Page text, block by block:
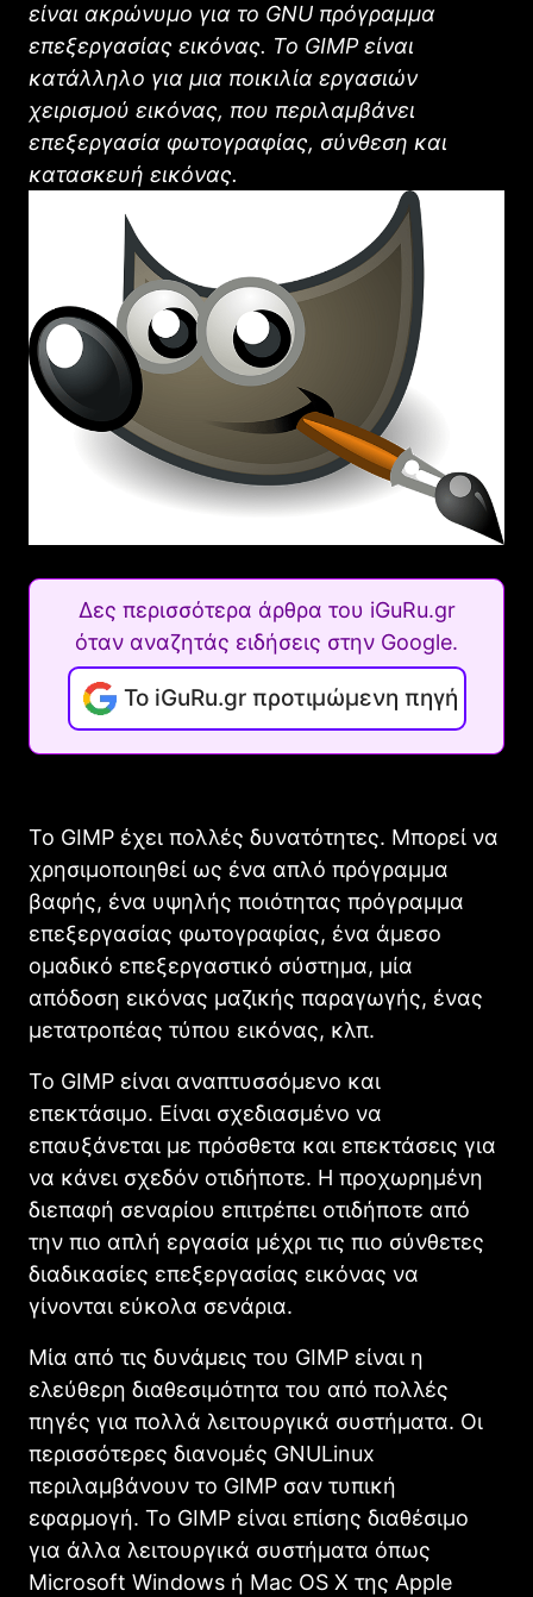
είναι ακρώνυμο για το GNU πρόγραμμα
επεξεργασίας εικόνας. Το GIMPείναι
κατάλληλο για μια ποικιλία εργασιών
χειρισμού εικόνας, που περιλαμβάνει
επεξεργασία φωτογραφίας, σύνθεση και
κατασκευή εικόνας.
Δες περισσότερα άρθρα του iGuRu.gr
όταν αναζητάς ειδήσεις στην Google.
Το iGuRu.gr προτιμώμενη πηγή
Το GIMP έχει πολλές δυνατότητες. Μπορεί να
χρησιμοποιηθεί ως ένα απλό πρόγραμμα
βαφής, ένα υψηλής ποιότητας πρόγραμμα
επεξεργασίας φωτογραφίας, ένα άμεσο
ομαδικό επεξεργαστικό σύστημα, μία
απόδοση εικόνας μαζικής παραγωγής, ένας
μετατροπέας τύπου εικόνας, κλπ.
Το GIMP είναι αναπτυσσόμενο και
επεκτάσιμο. Είναι σχεδιασμένο να
επαυξάνεται με πρόσθετα και επεκτάσεις για
να κάνει σχεδόν οτιδήποτε. Η προχωρημένη
διεπαφή σεναρίου επιτρέπει οτιδήποτε από
την πιο απλή εργασία μέχρι τις πιο σύνθετες
διαδικασίες επεξεργασίας εικόνας να
γίνονται εύκολα σενάρια.
Μία από τις δυνάμεις του GIMΡ είναι η
ελεύθερη διαθεσιμότητα του από πολλές
πηγές για πολλά λειτουργικά συστήματα. Οι
περισσότερες διανομές GNULinux
περιλαμβάνουν το GIMP σαν τυπική
εφαρμογή. Το GIMΡ είναι επίσης διαθέσιμο
για άλλα λειτουργικά συστήματα όπως
Microsoft Windows ή Mac OS X της Apple